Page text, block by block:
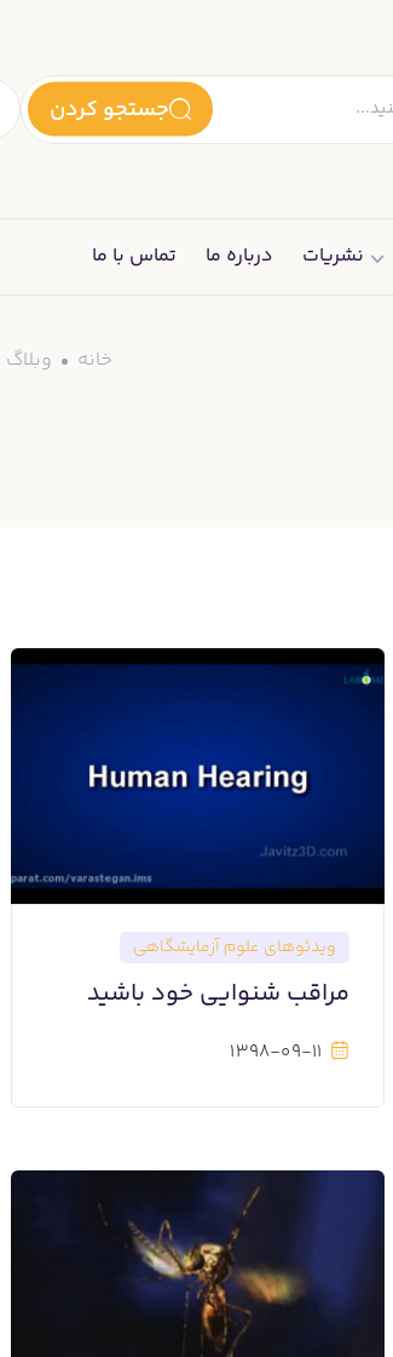
جستجو کردن
نشریات درباره ما تماس با ما
خانه
ویدئوهای علوم آزمایشگاهی
مراقب شنوایی خود باشید
1398-09-11